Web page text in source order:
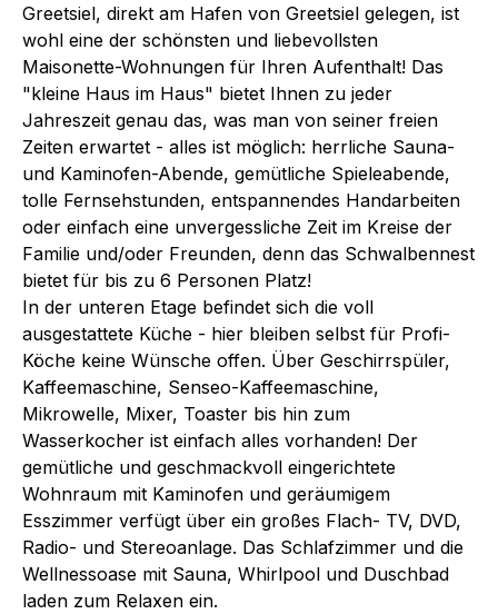
Greetsiel, direkt am Hafen von Greetsiel gelegen, ist
wohl eine der schönsten und liebevollsten
Maisonette-Wohnungen für Ihren Aufenthalt! Das
"kleine Haus im Haus" bietet Ihnen zu jeder
Jahreszeit genau das, was man von seiner freien
Zeiten erwartet - alles ist möglich: herrliche Sauna-
und Kaminofen-Abende, gemütliche Spieleabende,
tolle Fernsehstunden, entspannendes Handarbeiten
oder einfach eine unvergessliche Zeit im Kreise der
Familie und/oder Freunden, denn das Schwalbennest
bietet für bis zu 6 Personen Platz!
In der unteren Etage befindet sich die voll
ausgestattete Küche - hier bleiben selbst für Profi-
Köche keine Wünsche offen. Über Geschirrspüler,
Kaffeemaschine, Senseo-Kaffeemaschine,
Mikrowelle, Mixer, Toaster bis hin zum
Wasserkocher ist einfach alles vorhanden! Der
gemütliche und geschmackvoll eingerichtete
Wohnraum mit Kaminofen und geräumigem
Esszimmer verfügt über ein großes Flach- TV, DVD,
Radio- und Stereoanlage. Das Schlafzimmer und die
Wellnessoase mit Sauna, Whirlpool und Duschbad
laden zum Relaxen ein.